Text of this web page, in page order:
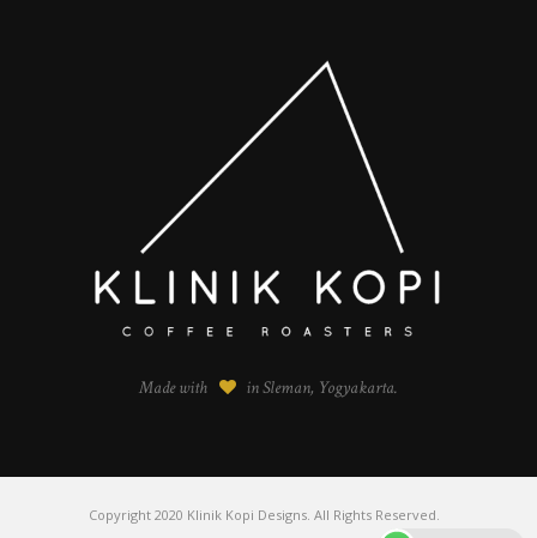
Made with in Sleman, Yogyakarta.
Copyright 2020 Klinik Kopi Designs. All Rights Reserved.